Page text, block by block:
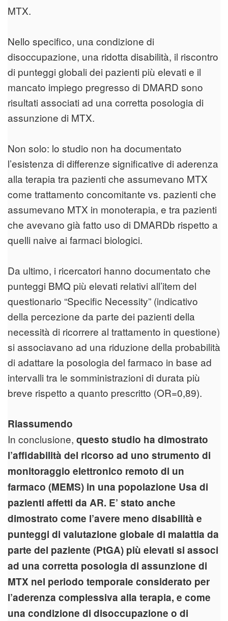
MTX.
Nello specifico, una condizione di
disoccupazione, una ridotta disabilità, il riscontro
di punteggi globali dei pazienti più elevati e il
mancato impiego pregresso di DMARD sono
risultati associati ad una corretta posologia di
assunzione di MTX.
Non solo: lo studio non ha documentato
l’esistenza di differenze significative di aderenza
alla terapia tra pazienti che assumevano MTX
come trattamento concomitante vs. pazienti che
assumevano MTX in monoterapia, e tra pazienti
che avevano già fatto uso di DMARDb rispetto a
quelli naive ai farmaci biologici.
Da ultimo, i ricercatori hanno documentato che
punteggi BMQ più elevati relativi all’item del
questionario “Specific Necessity” (indicativo
della percezione da parte dei pazienti della
necessità di ricorrere al trattamento in questione)
si associavano ad una riduzione della probabilità
di adattare la posologia del farmaco in base ad
intervalli tra le somministrazioni di durata più
breve rispetto a quanto prescritto (OR=0,89).
Riassumendo
In conclusione, questo studio ha dimostrato
l’affidabilità del ricorso ad uno strumento di
monitoraggio elettronico remoto di un
farmaco (MEMS) in una popolazione Usa di
pazienti affetti da AR. E’ stato anche
dimostrato come l’avere meno disabilità e
punteggi di valutazione globale di malattia da
parte del paziente (PtGA) più elevati si associ
ad una corretta posologia di assunzione di
MTX nel periodo temporale considerato per
l’aderenza complessiva alla terapia, e come
una condizione di disoccupazione o di